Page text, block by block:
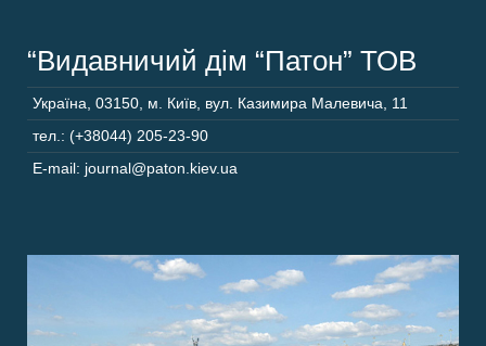
“Видавничий дім “Патон” ТОВ
Україна, 03150, м. Київ, вул. Казимира Малевича, 11
тел.: (+38044) 205-23-90
E-mail: journal@paton.kiev.ua